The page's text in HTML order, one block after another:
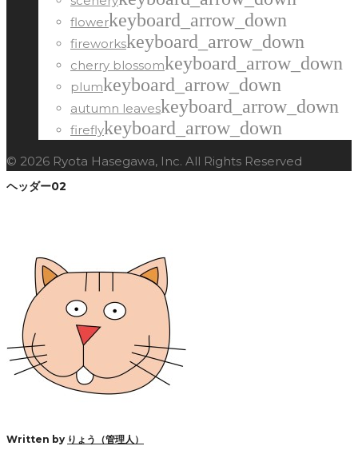
flowerkeyboard_arrow_down
fireworkskeyboard_arrow_down
cherry blossomkeyboard_arrow_down
plumkeyboard_arrow_down
autumn leaveskeyboard_arrow_down
fireflykeyboard_arrow_down
© 2026 Ryota Hasegawa, Inc. All Rights Reserved
ヘッダー02
Written by りょう（管理人）